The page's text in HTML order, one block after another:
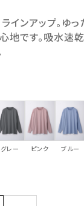
インアップ。ゆ
心地です。吸水
グレー ピンク ブルー